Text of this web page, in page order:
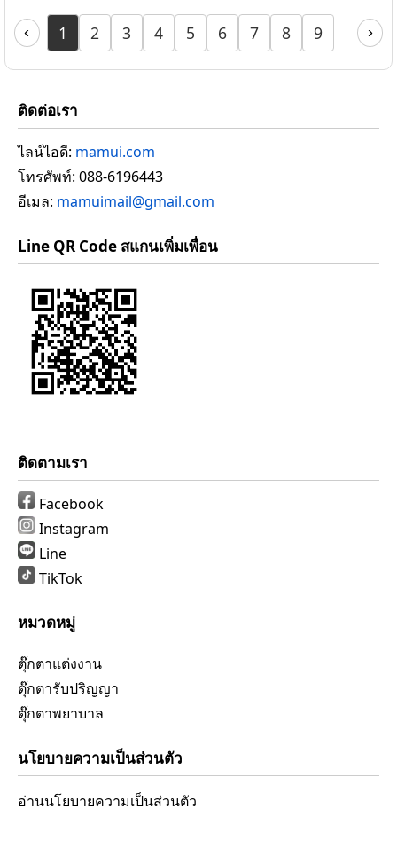
‹ 1 2 3 4 5 6 7 8 9 ›
ติดต่อเรา
ไลน์ไอดี: mamui.com
โทรศัพท์: 088-6196443
อีเมล: mamuimail@gmail.com
Line QR Code สแกนเพิ่มเพื่อน
ติดตามเรา
Facebook
Instagram
Line
TikTok
หมวดหมู่
ตุ๊กตาแต่งงาน
ตุ๊กตารับปริญญา
ตุ๊กตาพยาบาล
นโยบายความเป็นส่วนตัว
อ่านนโยบายความเป็นส่วนตัว